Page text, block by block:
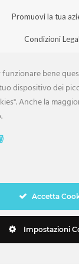
Promuovi la tua
Condizioni
Iscrizione
Scarica la Rivista
Weddings © 2026.
funzionare bene
dispositivo dei
Anche la
Accetta
Impostazioni